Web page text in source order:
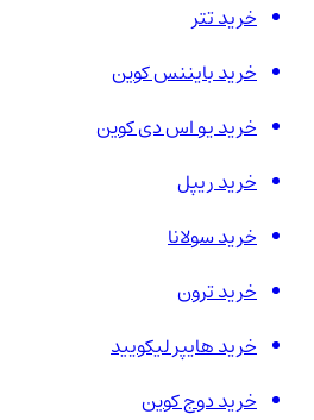
خرید تتر
خرید بایننس کوین
خرید یو اس دی کوین
خرید ریپل
خرید سولانا
خرید ترون
خرید هایپر لیکویید
خرید دوج کوین